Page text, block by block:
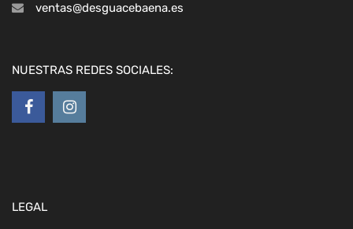
ventas@desguacebaena.es
NUESTRAS REDES SOCIALES:
LEGAL